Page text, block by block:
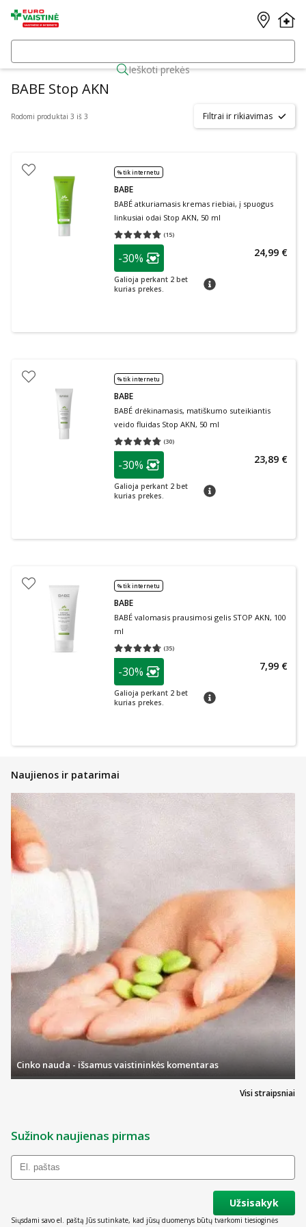
Ieškoti prekės
BABE Stop AKN
Rodomi produktai 3 iš 3 Filtrai ir rikiavimas
% tik internetu
BABE
BABÉ atkuriamasis kremas riebiai, į spuogus
linkusiai odai Stop AKN, 50 ml
(15)
Vidutinis įvertinimas 4.73
patarimas
Lojalumo klubo narių nuolaida
-30%
Galioja perkant 2 bet
kurias prekes.
patarimas
24,99 €
% tik internetu
BABE
BABÉ drėkinamasis, matiškumo suteikiantis
veido fluidas Stop AKN, 50 ml
(30)
Vidutinis įvertinimas 4.73
patarimas
Lojalumo klubo narių nuolaida
-30%
Galioja perkant 2 bet
kurias prekes.
patarimas
23,89 €
% tik internetu
BABE
BABÉ valomasis prausimosi gelis STOP AKN, 100
ml
(35)
Vidutinis įvertinimas 4.69
patarimas
Lojalumo klubo narių nuolaida
-30%
Galioja perkant 2 bet
kurias prekes.
patarimas
7,99 €
Naujienos ir patarimai
Visi straipsniai
Cinko nauda - išsamus vaistininkės komentaras
Sužinok naujienas pirmas
Užsisakyk
Siųsdami savo el. paštą Jūs sutinkate, kad jūsų duomenys būtų tvarkomi tiesioginės